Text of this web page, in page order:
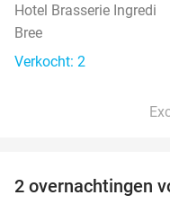
Hotel Brasserie Ingredi
Bree
Verkocht: 2
2 overnachtingen